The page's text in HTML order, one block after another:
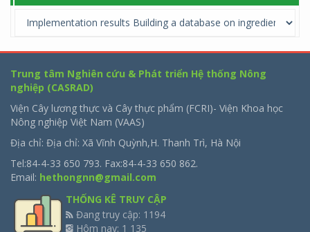
Trung tâm Nghiên cứu & Phát triển Hệ thống Nông
nghiệp (CASRAD)
Viện Cây lương thực và Cây thực phẩm (FCRI)- Viện Khoa học
Nông nghiệp Việt Nam (VAAS)
Địa chỉ: Địa chỉ: Xã Vĩnh Quỳnh,H. Thanh Trì, Hà Nội
Tel:84-4-33 650 793. Fax:84-4-33 650 862.
Email: hethongnn@gmail.com
THỐNG KÊ TRUY CẬP
Đang truy cập: 1194
Hôm nay: 1 135